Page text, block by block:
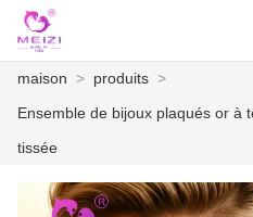
MAISON
العربية English
maison > produits >
Ensemble de bijoux plaqués or à
tissée